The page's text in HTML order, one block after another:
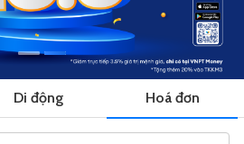
Di động Hoá đơn